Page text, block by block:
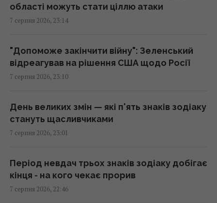
22:01 п'ятниця, 07 серпня 2026
з’являється багато дешевого бензину, – Le
Monde
21:51 п'ятниця, 07 серпня 2026
США зробили невтішний прогноз щодо
експорту українського збіжжя: Bloomberg
розкрив цифри
В результаті атаки РФ знищено найбільший
склад засобів індивідуального захисту
області можуть стати ціллю атаки
7 серпня 2026, 23:14
"Допоможе закінчити війну": Зеленський
відреагував на рішення США щодо Росії
7 серпня 2026, 23:10
День великих змін — які п'ять знаків зодіаку
стануть щасливчиками
7 серпня 2026, 23:01
Період невдач трьох знаків зодіаку добігає
кінця - на кого чекає прорив
7 серпня 2026, 22:46